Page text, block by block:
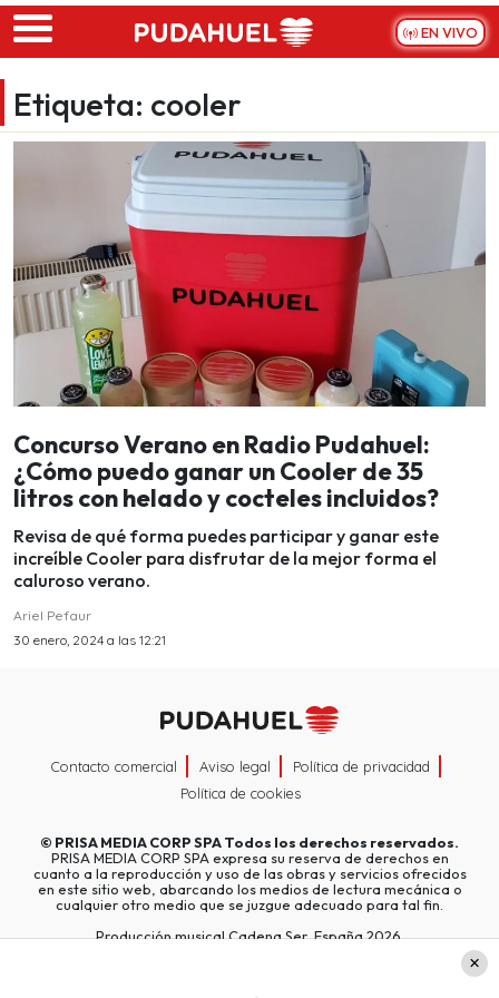
Skip to main content
EN VIVO
Etiqueta: cooler
Concurso Verano en Radio Pudahuel:
¿Cómo puedo ganar un Cooler de 35
litros con helado y cocteles incluidos?
Revisa de qué forma puedes participar y ganar este
increíble Cooler para disfrutar de la mejor forma el
caluroso verano.
Ariel Pefaur
30 enero, 2024 a las 12:21
Contacto comercial Aviso legal
Política de privacidad
Política de cookies
© PRISA MEDIA CORP SPATodos los derechos reservados.
PRISA MEDIA CORP SPA expresa su reserva de derechos en
cuanto a la reproducción y uso de las obras y servicios ofrecidos
en este sitio web, abarcando los medios de lectura mecánica o
cualquier otro medio que se juzgue adecuado para tal fin.
Producción musical Cadena Ser, España 2026.